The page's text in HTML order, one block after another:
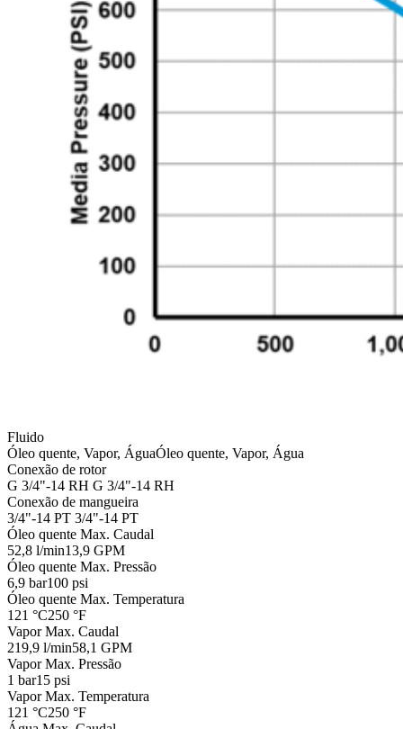
Fluido
Óleo quente, Vapor, ÁguaÓleo quente, Vapor, Água
Conexão de rotor
G 3/4"-14 RH G 3/4"-14 RH
Conexão de mangueira
3/4"-14 PT 3/4"-14 PT
Óleo quente Max. Caudal
52,8 l/min13,9 GPM
Óleo quente Max. Pressão
6,9 bar100 psi
Óleo quente Max. Temperatura
121 °C250 °F
Vapor Max. Caudal
219,9 l/min58,1 GPM
Vapor Max. Pressão
1 bar15 psi
Vapor Max. Temperatura
121 °C250 °F